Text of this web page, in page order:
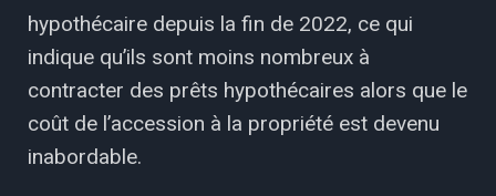
hypothécaire depuis la fin de 2022, ce qui
indique qu’ils sont moins nombreux à
contracter des prêts hypothécaires alors que le
coût de l’accession à la propriété est devenu
inabordable.